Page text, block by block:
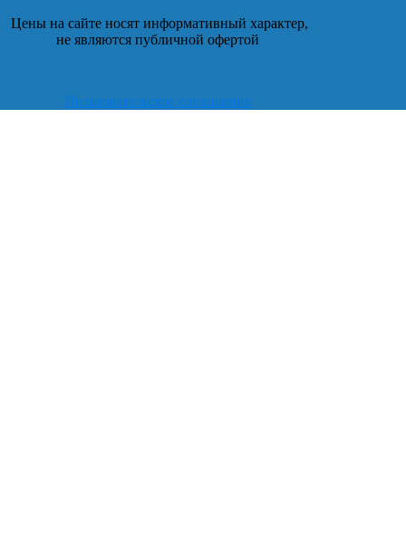
Цены на сайте носят информативный характер,
не являются публичной офертой
Пользовательское соглашение